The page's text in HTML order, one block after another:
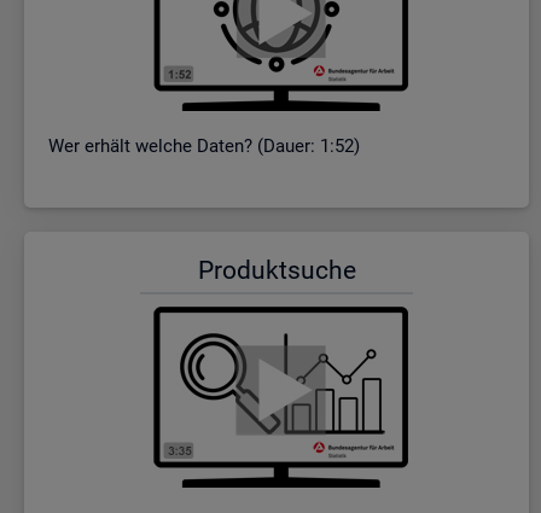
Wer er­hält wel­che Daten? (Dauer: 1:52)
Pro­dukt­su­che